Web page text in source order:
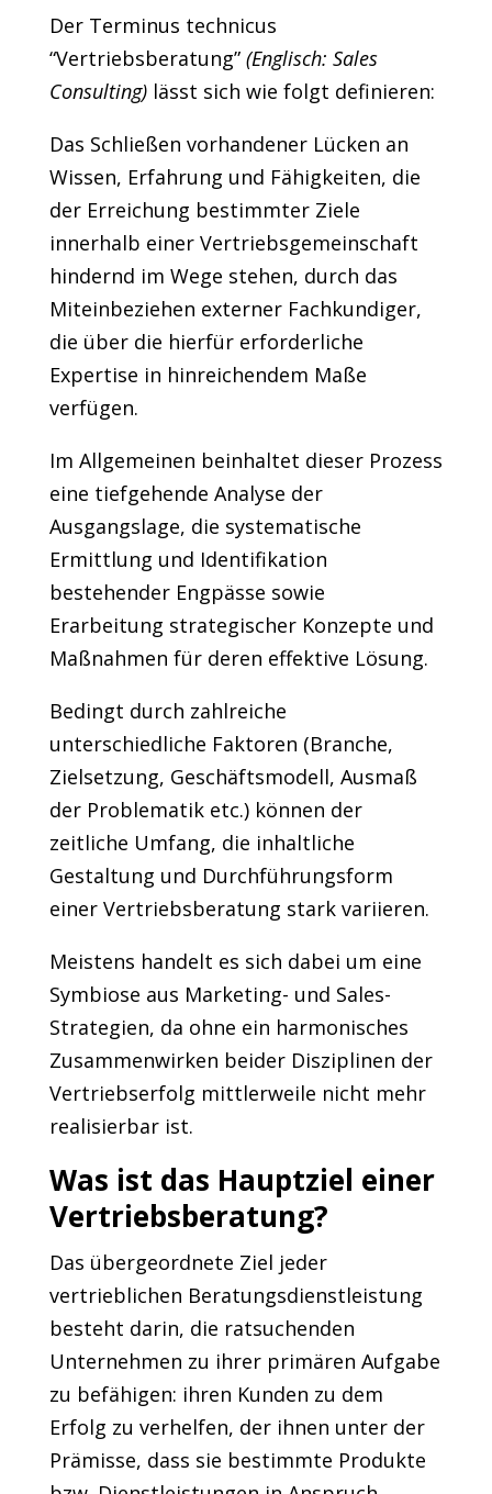
Der Terminus technicus
“Vertriebsberatung” (Englisch: Sales
Consulting)lässt sich wie folgt definieren:
Das Schließen vorhandener Lücken an
Wissen, Erfahrung und Fähigkeiten, die
der Erreichung bestimmter Ziele
innerhalb einer Vertriebsgemeinschaft
hindernd im Wege stehen, durch das
Miteinbeziehen externer Fachkundiger,
die über die hierfür erforderliche
Expertise in hinreichendem Maße
verfügen.
Im Allgemeinen beinhaltet dieser Prozess
eine tiefgehende Analyse der
Ausgangslage, die systematische
Ermittlung und Identifikation
bestehender Engpässe sowie
Erarbeitung strategischer Konzepte und
Maßnahmen für deren effektive Lösung.
Bedingt durch zahlreiche
unterschiedliche Faktoren (Branche,
Zielsetzung, Geschäftsmodell, Ausmaß
der Problematik etc.) können der
zeitliche Umfang, die inhaltliche
Gestaltung und Durchführungsform
einer Vertriebsberatung stark variieren.
Meistens handelt es sich dabei um eine
Symbiose aus Marketing- und Sales-
Strategien, da ohne ein harmonisches
Zusammenwirken beider Disziplinen der
Vertriebserfolg mittlerweile nicht mehr
realisierbar ist.
Was ist das Hauptziel einer
Vertriebsberatung?
Das übergeordnete Ziel jeder
vertrieblichen Beratungsdienstleistung
besteht darin, die ratsuchenden
Unternehmen zu ihrer primären Aufgabe
zu befähigen: ihren Kunden zu dem
Erfolg zu verhelfen, der ihnen unter der
Prämisse, dass sie bestimmte Produkte